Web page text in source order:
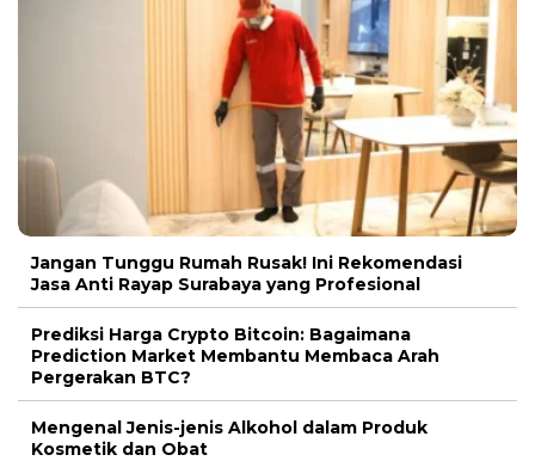
Jangan Tunggu Rumah Rusak! Ini Rekomendasi
Jasa Anti Rayap Surabaya yang Profesional
Prediksi Harga Crypto Bitcoin: Bagaimana
Prediction Market Membantu Membaca Arah
Pergerakan BTC?
Mengenal Jenis-jenis Alkohol dalam Produk
Kosmetik dan Obat